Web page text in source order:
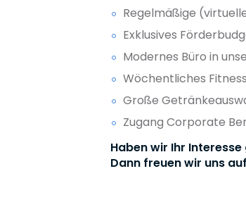
Regelmäßige
Exklusives
Modernes Büro in
Wöchentliches
Große
Zugang Corporate
Haben wir Ihr
Dann freuen wir uns